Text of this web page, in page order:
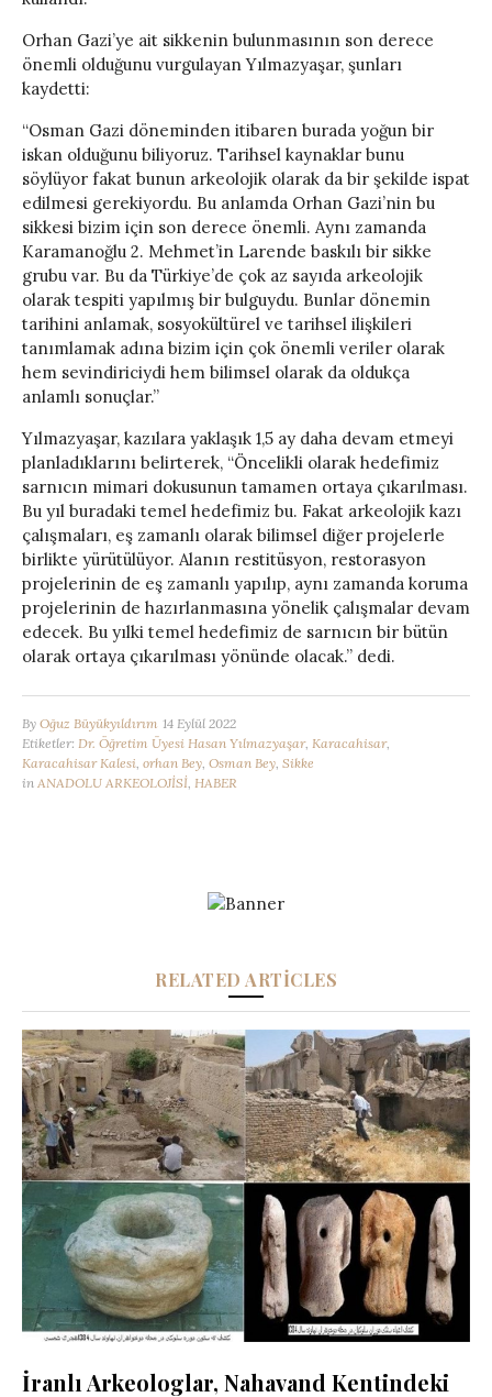
Orhan Gazi’ye ait sikkenin bulunmasının son derece
önemli olduğunu vurgulayan Yılmazyaşar, şunları
kaydetti:
“Osman Gazi döneminden itibaren burada yoğun bir
iskan olduğunu biliyoruz. Tarihsel kaynaklar bunu
söylüyor fakat bunun arkeolojik olarak da bir şekilde ispat
edilmesi gerekiyordu. Bu anlamda Orhan Gazi’nin bu
sikkesi bizim için son derece önemli. Aynı zamanda
Karamanoğlu 2. Mehmet’in Larende baskılı bir sikke
grubu var. Bu da Türkiye’de çok az sayıda arkeolojik
olarak tespiti yapılmış bir bulguydu. Bunlar dönemin
tarihini anlamak, sosyokültürel ve tarihsel ilişkileri
tanımlamak adına bizim için çok önemli veriler olarak
hem sevindiriciydi hem bilimsel olarak da oldukça
anlamlı sonuçlar.”
​​​​​​​Yılmazyaşar, kazılara yaklaşık 1,5 ay daha devam etmeyi
planladıklarını belirterek, “Öncelikli olarak hedefimiz
sarnıcın mimari dokusunun tamamen ortaya çıkarılması.
Bu yıl buradaki temel hedefimiz bu. Fakat arkeolojik kazı
çalışmaları, eş zamanlı olarak bilimsel diğer projelerle
birlikte yürütülüyor. Alanın restitüsyon, restorasyon
projelerinin de eş zamanlı yapılıp, aynı zamanda koruma
projelerinin de hazırlanmasına yönelik çalışmalar devam
edecek. Bu yılki temel hedefimiz de sarnıcın bir bütün
olarak ortaya çıkarılması yönünde olacak.” dedi.
By Oğuz Büyükyıldırım 14 Eylül 2022
Etiketler: Dr. Öğretim Üyesi Hasan Yılmazyaşar, Karacahisar,
Karacahisar Kalesi, orhan Bey, Osman Bey, Sikke
in ANADOLU ARKEOLOJİSİ, HABER
RELATED ARTICLES
İranlı Arkeologlar, Nahavand Kentindeki